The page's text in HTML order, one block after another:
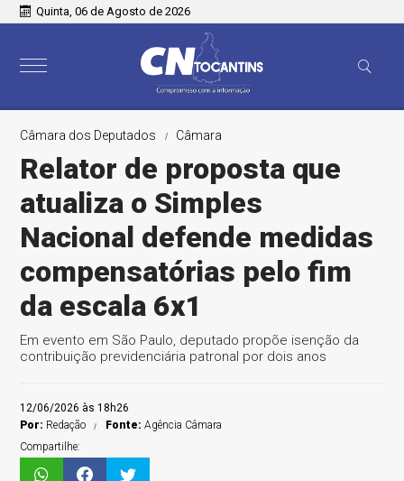
Quinta, 06 de Agosto de 2026
Câmara dos Deputados Câmara
Relator de proposta que
atualiza o Simples
Nacional defende medidas
compensatórias pelo fim
da escala 6x1
Em evento em São Paulo, deputado propõe isenção da
contribuição previdenciária patronal por dois anos
12/06/2026 às 18h26
Por: Redação Fonte:Agência Câmara
Compartilhe: